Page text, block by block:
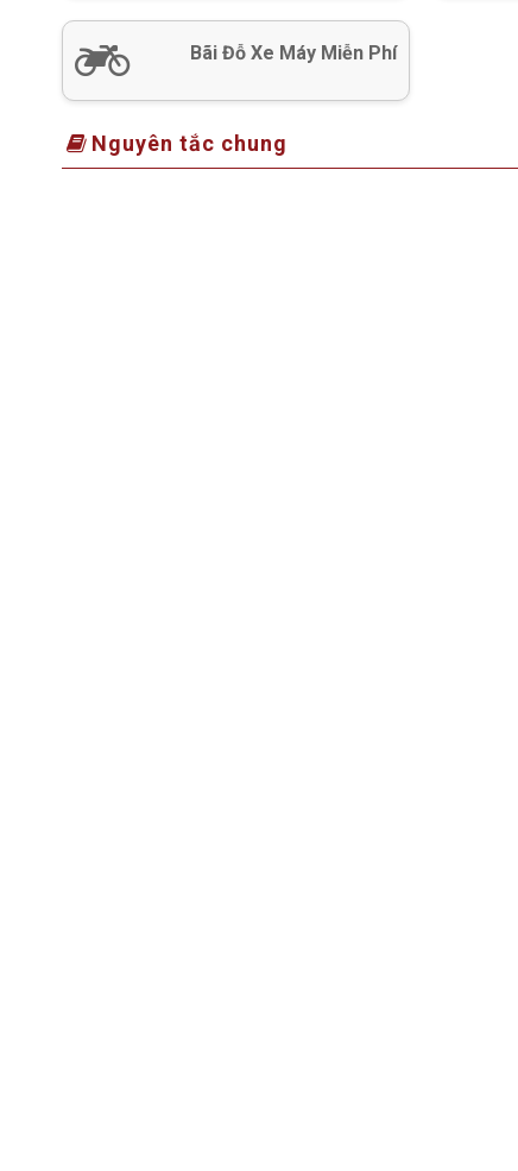
Bãi Đỗ Xe Máy Miễn Phí
Nguyên tắc chung